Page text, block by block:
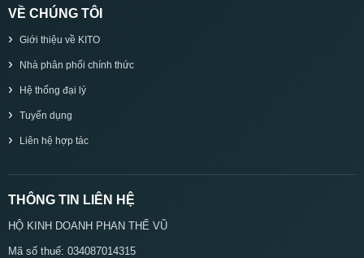
VỀ CHÚNG TÔI
Giới thiệu về KITO
Nhà phân phối chính thức
Hệ thống đại lý
Tuyển dụng
Liên hệ hợp tác
THÔNG TIN LIÊN HỆ
HỘ KINH DOANH PHAN THẾ VŨ
Mã số thuế: 034087014315